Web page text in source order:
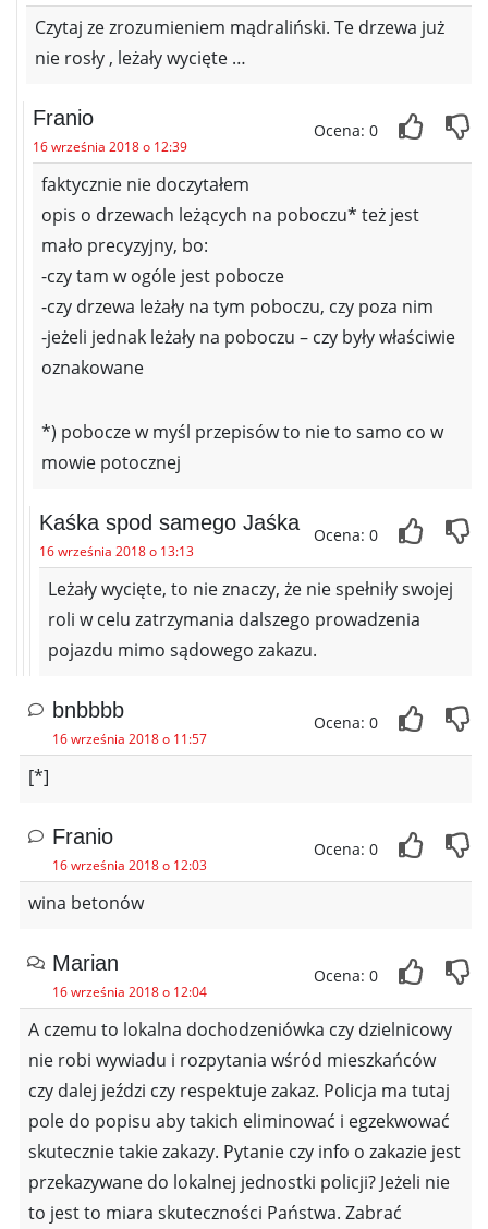
Czytaj ze zrozumieniem mądraliński. Te drzewa już
nie rosły , leżały wycięte …
Franio
16 września 2018 o 12:39
Ocena: 0
faktycznie nie doczytałem
opis o drzewach leżących na poboczu* też jest
mało precyzyjny, bo:
-czy tam w ogóle jest pobocze
-czy drzewa leżały na tym poboczu, czy poza nim
-jeżeli jednak leżały na poboczu – czy były właściwie
oznakowane
*) pobocze w myśl przepisów to nie to samo co w
mowie potocznej
Kaśka spod samego Jaśka
16 września 2018 o 13:13
Ocena: 0
Leżały wycięte, to nie znaczy, że nie spełniły swojej
roli w celu zatrzymania dalszego prowadzenia
pojazdu mimo sądowego zakazu.
bnbbbb
16 września 2018 o 11:57
Ocena: 0
[*]
Franio
16 września 2018 o 12:03
Ocena: 0
wina betonów
Marian
16 września 2018 o 12:04
Ocena: 0
A czemu to lokalna dochodzeniówka czy dzielnicowy
nie robi wywiadu i rozpytania wśród mieszkańców
czy dalej jeździ czy respektuje zakaz. Policja ma tutaj
pole do popisu aby takich eliminować i egzekwować
skutecznie takie zakazy. Pytanie czy info o zakazie jest
przekazywane do lokalnej jednostki policji? Jeżeli nie
to jest to miara skuteczności Państwa. Zabrać